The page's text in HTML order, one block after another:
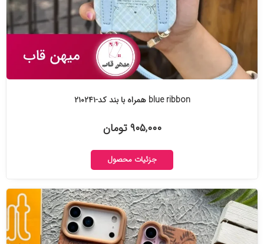
blue ribbon همراه با بند کد-۲۱۰۲۴۱
۹۰۵,۰۰۰ تومان
جزئیات محصول